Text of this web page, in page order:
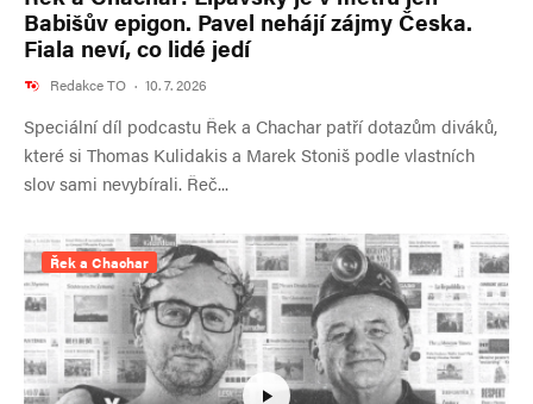
Babišův epigon. Pavel nehájí zájmy Česka.
Fiala neví, co lidé jedí
Redakce TO · 10. 7. 2026
Speciální díl podcastu Řek a Chachar patří dotazům diváků,
které si Thomas Kulidakis a Marek Stoniš podle vlastních
slov sami nevybírali. Řeč...
Řek a Chachar